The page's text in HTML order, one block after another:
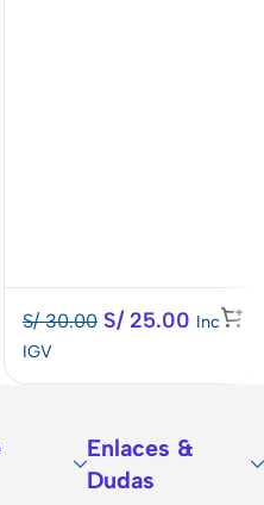
S/30.00 S/25.00 Inc
IGV
Enlaces &
Dudas